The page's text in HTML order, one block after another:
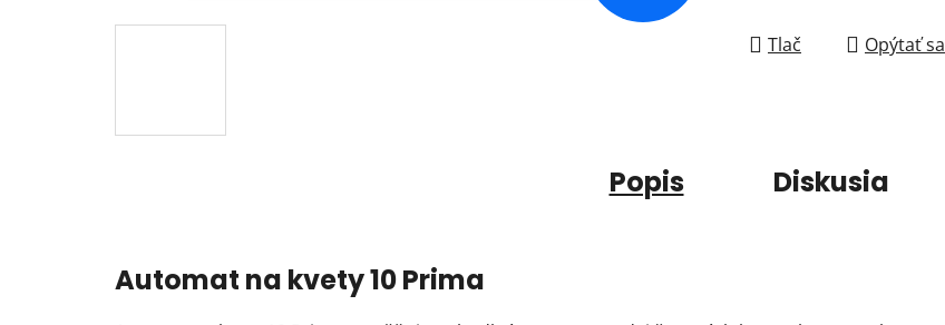
Tlač Opýtať sa
Popis Diskusia
Automat na kvety 10 Prima